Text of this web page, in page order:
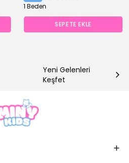
1 Beden
SEPETE EKLE
Yeni Gelenleri
Keşfet